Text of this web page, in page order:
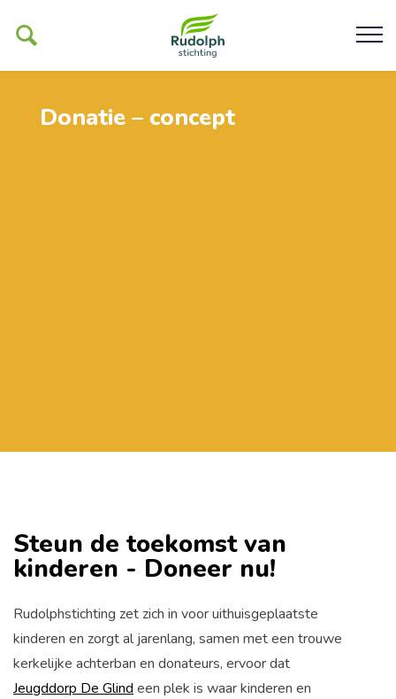
Donatie – concept
Steun de toekomst van
kinderen - Doneer nu!
Rudolphstichting zet zich in voor uithuisgeplaatste
kinderen en zorgt al jarenlang, samen met een trouwe
kerkelijke achterban en donateurs, ervoor dat
Jeugddorp De Glind een plek is waar kinderen en